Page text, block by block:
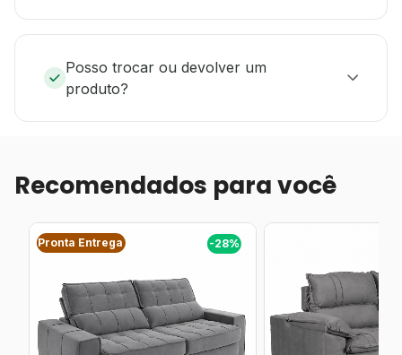
Posso trocar ou devolver um
produto?
Recomendados para você
Pronta Entrega -28%